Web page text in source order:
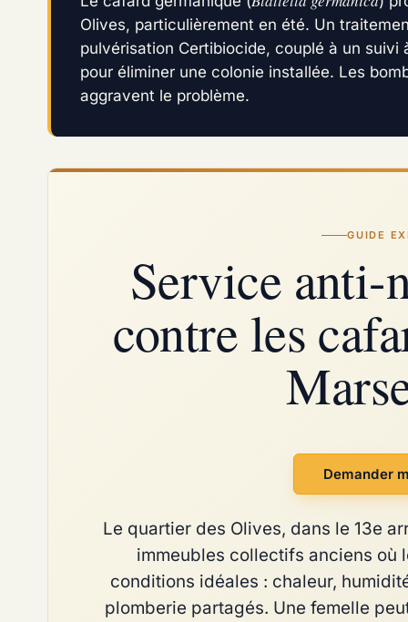
Olives, particulièrement en été. Un
pulvérisation Certibiocide, couplé à un suivi
pour éliminer une colonie installée. Les
aggravent le problème.
GUIDE
Service anti-
contre les
Demander
Le quartier des Olives, dans le 13e
immeubles collectifs anciens où
conditions idéales : chaleur,
plomberie partagés. Une femelle